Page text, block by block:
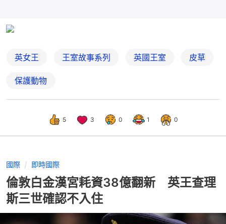
英女王 王室故事系列 英國王室 皮草
保護動物
5 3 0 1 0
國際 即時國際
倫敦白金漢宮耗資38億翻新 英王查理
斯三世確認不入住